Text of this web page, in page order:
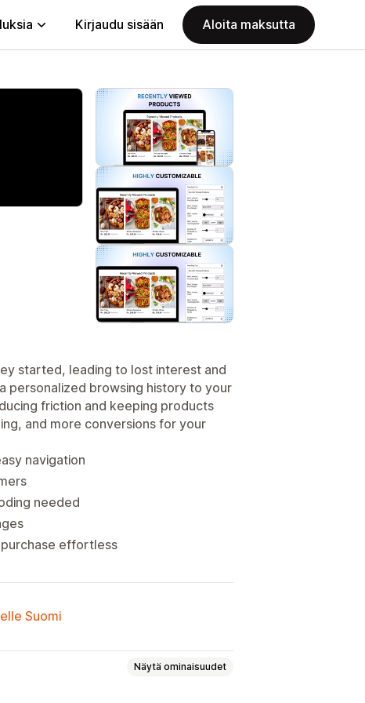
Kirjaudu sisään Aloita maksutta
started, leading to lost interest and
personalized browsing history to your
friction and keeping products
and more conversions for your
navigation
needed
effortless
Suomi
Näytä ominaisuudet